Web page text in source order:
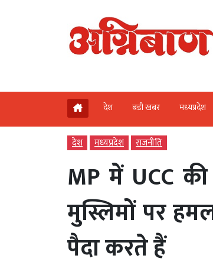
देश बड़ी खबर मध्‍यप्रदेश
देश मध्‍यप्रदेश राजनीति
MP में UCC
मुस्लिमों पर
पैदा करते हैं